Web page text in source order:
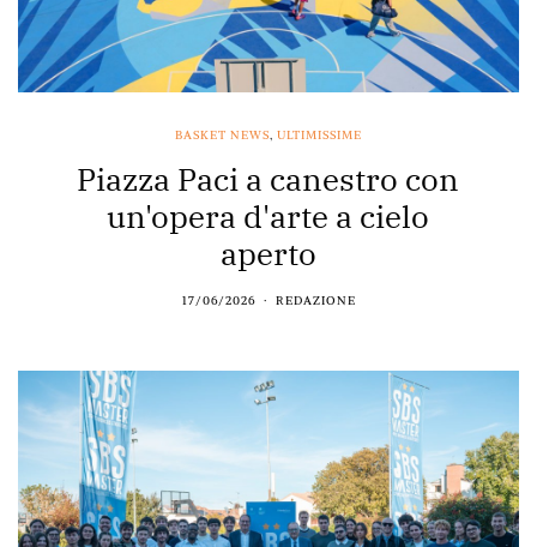
BASKET NEWS, ULTIMISSIME
Piazza Paci a canestro con
un'opera d'arte a cielo
aperto
17/06/2026 REDAZIONE